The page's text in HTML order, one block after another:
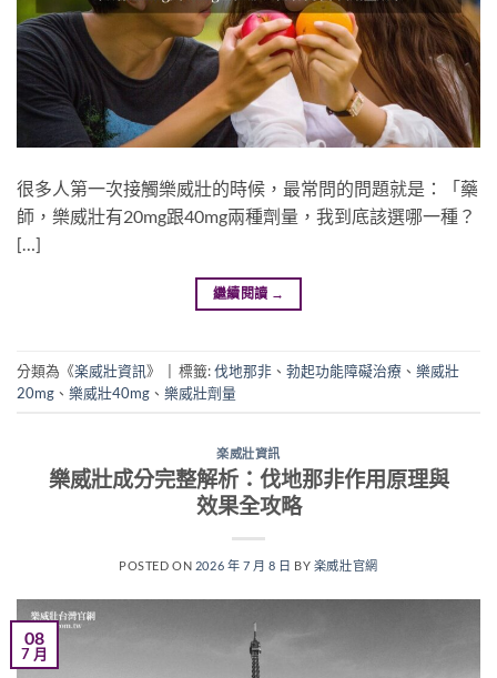
很多人第一次接觸樂威壯的時候，最常問的問題就是：「藥
師，樂威壯有20mg跟40mg兩種劑量，我到底該選哪一種？
[…]
繼續閱讀 →
分類為《楽威壯資訊》 | 標籤:伐地那非 、 勃起功能障礙治療 、 樂威壯
20mg 、 樂威壯40mg 、 樂威壯劑量
楽威壯資訊
樂威壯成分完整解析：伐地那非作用原理與
效果全攻略
POSTED ON 2026 年 7 月 8 日 BY 楽威壯官網
08
7 月